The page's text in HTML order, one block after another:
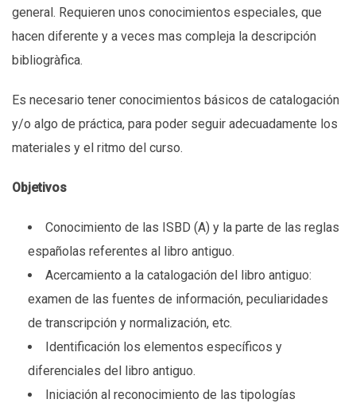
general. Requieren unos conocimientos especiales, que
hacen diferente y a veces mas compleja la descripción
bibliogràfica.
Es necesario tener conocimientos básicos de catalogación
y/o algo de práctica, para poder seguir adecuadamente los
materiales y el ritmo del curso.
Objetivos
Conocimiento de las ISBD (A) y la parte de las reglas
españolas referentes al libro antiguo.
Acercamiento a la catalogación del libro antiguo:
examen de las fuentes de información, peculiaridades
de transcripción y normalización, etc.
Identificación los elementos específicos y
diferenciales del libro antiguo.
Iniciación al reconocimiento de las tipologías